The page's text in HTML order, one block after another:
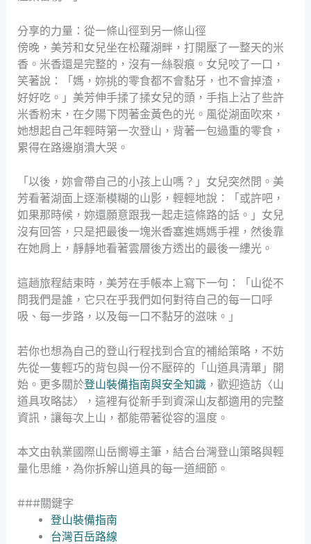
分享的力量：從一條山徑到另一條山徑
傍晚，美芳和女兒坐在松蘿湖畔，打開壓了一整天的米
香。米香還是完整的，沒有一絲裂痕。女兒咬了一口，
笑著說：「媽，妳挑的零食都不會黏牙，也不會掉渣，
好好吃。」美芳伸手揉了揉女兒的頭，手指上沾了些許
米香粉末，在夕陽下閃著金黃色的光。風從湖面吹來，
她想起自己年輕時第一次登山，背著一包過重的零食，
累得在路邊崩潰大哭。
「以後，妳會帶自己的小孩上山嗎？」女兒突然問。美
芳看著湖面上逐漸模糊的山影，輕輕地說：「或許吧，
如果那時候，妳還願意跟我一起走這條路的話。」女兒
沒有回答，只是把最後一塊米香塞進媽媽手裡，然後靠
在她肩上，靜靜地看著雲層後方透出的最後一縷光。
這趟旅程結束時，美芳在手帳本上寫下一句：「山從不
問我們是誰，它只在乎我們如何對待自己的每一口呼
吸、每一步路，以及每一口不黏牙的滋味。」
若你也想為自己的登山行程找到合宜的補給策略，不妨
先從一隻輕巧的背包與一份不壓碎的「山道具清單」開
始。更多關於登山裝備指南與安全知識，歡迎造訪〈山
道具攻略誌〉，這裡有從新手到資深山友都適用的完整
資訊，讓每次上山，都能帶著從容的溫度。
本文由執業國際山岳嚮導主筆，結合台灣登山策略與輕
量化思維，為你拆解山道具的每一道細節。
###關鍵字
登山裝備指南
台灣百岳路線